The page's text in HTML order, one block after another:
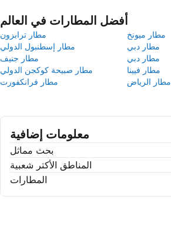
أفضل المطارات في العالم
مطار ترابزون
مطار ميونخ
مطار إسطنبول الدولي
مطار دبي
مطار جنيف
مطار دبي
مطار صبيحة كوكجن الدولي
مطار فيينا
مطار فرانكفورت
مطار الرياض
معلومات إضافية
بحث مماثل
المناطق الأكتر شعبية
المطارات